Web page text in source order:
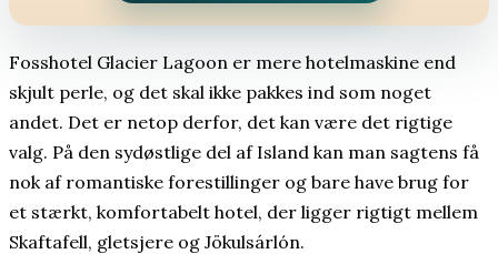
Fosshotel Glacier Lagoon er mere hotelmaskine end
skjult perle, og det skal ikke pakkes ind som noget
andet. Det er netop derfor, det kan være det rigtige
valg. På den sydøstlige del af Island kan man sagtens få
nok af romantiske forestillinger og bare have brug for
et stærkt, komfortabelt hotel, der ligger rigtigt mellem
Skaftafell, gletsjere og Jökulsárlón.